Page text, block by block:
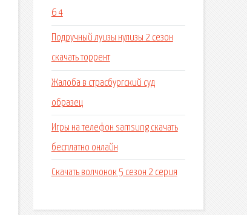
6 4
Подручный луизы нулизы 2 сезон
скачать торрент
Жалоба в страсбургский суд
образец
Игры на телефон samsung скачать
бесплатно онлайн
Скачать волчонок 5 сезон 2 серия